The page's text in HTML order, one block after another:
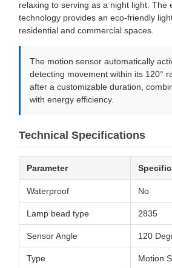
relaxing to serving as a night light. The
technology provides an eco-friendly
residential and commercial spaces.
The motion sensor automatically
detecting movement within its 120°
after a customizable duration,
with energy efficiency.
Technical Specifications
Parameter
Waterproof No
Lamp bead type 2835
Sensor Angle 120
Type Motion